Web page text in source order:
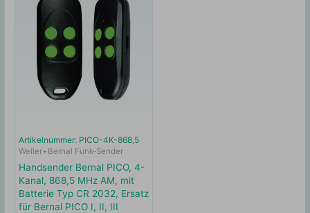
Artikelnummer: PICO-4K-868,5
Weller+Bernal Funk-Sender
Handsender Bernal PICO, 4-
Kanal, 868,5 MHz AM, mit
Batterie Typ CR 2032, Ersatz
für Bernal PICO I, II, III